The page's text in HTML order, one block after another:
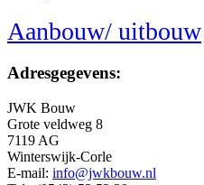
Aanbouw/ uitbouw
Adresgegevens:
JWK Bouw
Grote veldweg 8
7119 AG
Winterswijk-Corle
E-mail: info@jwkbouw.nl